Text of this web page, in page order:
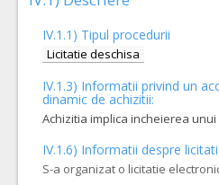
IV.1.1) Tipul procedurii
Licitatie deschisa
IV.1.3) Informatii privind un
dinamic de achizitii:
Achizitia implica incheierea
IV.1.6) Informatii despre
S-a organizat o licitatie